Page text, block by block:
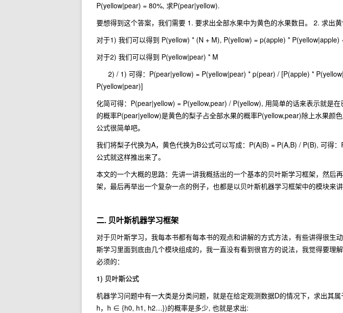
P(yellow|pear) = 80%, 求P(pear|yellow).
要想得到这个答案，我们需要 1. 要求出全部水果中为黄色的水果数目。 2. 求出
对于1) 我们可以得到 P(yellow) * (N + M), P(yellow) = p(apple) *
对于2) 我们可以得到 P(yellow|pear) * M
2) / 1) 可得：P(pear|yellow) = P(yellow|pear) * p(pear) / [P(apple) *
P(yellow|pear)]
化简可得：P(pear|yellow) = P(yellow,pear) / P(yellow), 用简单的话来表示就是
的概率P(pear|yellow)是黄色的梨子占全部水果的概率P(yellow,pear)除上水果颜
公式很简单吧。
我们将梨子代换为A，黄色代换为B公式可以写成：P(A|B) = P(A,B) / P(B), 可得
公式就这样推出来了。
本文的一个大概的思路：先讲一讲我概括出的一个基本的贝叶斯学习框架，然后
架，最后再举出一个复杂一点的例子，也都是以贝叶斯机器学习框架中的模块来
二. 贝叶斯机器学习框架
对于贝叶斯学习，我每本书都有每本书的观点和讲解的方式方法，有些讲得很生
斯学习里面到底由几个模块组成的，我一直没有看到很官方的说法，我觉得要理
必须的：
1) 贝叶斯公式
机器学习问题中有一大类是分类问题，就是在给定观测数据D的情况下，求出其
h，h ∈ {h0, h1, h2…})的概率是多少, 也就是求出: